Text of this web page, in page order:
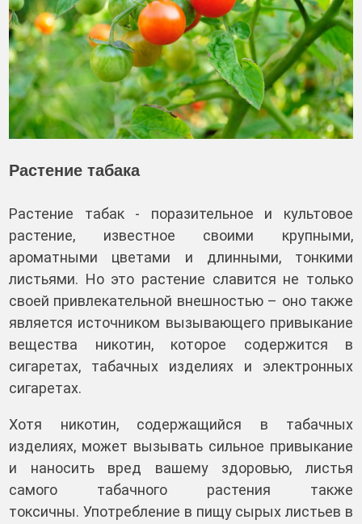
Растение табака
Растение табак - поразительное и культовое
растение, известное своими крупными,
ароматными цветами и длинными, тонкими
листьями. Но это растение славится не только
своей привлекательной внешностью – оно также
является источником вызывающего привыкание
вещества никотин, которое содержится в
сигаретах, табачных изделиях и электронных
сигаретах.
Хотя никотин, содержащийся в табачных
изделиях, может вызывать сильное привыкание
и наносить вред вашему здоровью, листья
самого табачного растения также
токсичны. Употребление в пищу сырых листьев в